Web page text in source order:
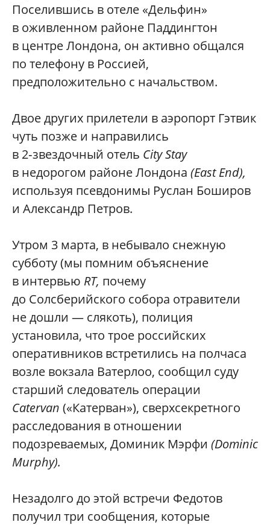
Поселившись в отеле «Дельфин»
в оживленном районе Паддингтон
в центре Лондона, он активно общался
по телефону в Россией,
предположительно с начальством.
Двое других прилетели в аэропорт Гэтвик
чуть позже и направились
в 2‑звездочный отель City Stay
в недорогом районе Лондона (East End),
используя псевдонимы Руслан Боширов
и Александр Петров.
Утром 3 марта, в небывало снежную
субботу (мы помним объяснение
в интервью RT, почему
до Солсберийского собора отравители
не дошли — слякоть), полиция
установила, что трое российских
оперативников встретились на полчаса
возле вокзала Ватерлоо, сообщил суду
старший следователь операции
Catervan («Катерван»), сверхсекретного
расследования в отношении
подозреваемых, Доминик Мэрфи (Dominic
Murphy).
Незадолго до этой встречи Федотов
получил три сообщения, которые